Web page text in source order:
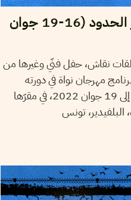
مهرجان نواة #2: كسر الحدود (16-19 جوان
نقاش، حفل فنّي وغيرها من
مهرجان نواة في دورته
الثانية، الّذي سينعقد من 16 إلى 19 جوان 2022، في مقرّها